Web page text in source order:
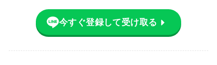
今すぐ登録して受け取る